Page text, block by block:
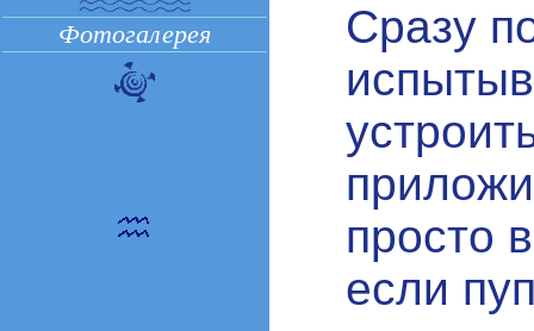
Фотогалерея
Сразу
просто
если